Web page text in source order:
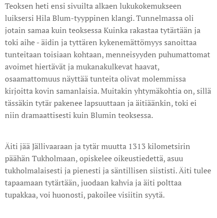
Teoksen heti ensi sivuilta alkaen lukukokemukseen
luiksersi Hila Blum-tyyppinen klangi. Tunnelmassa oli
jotain samaa kuin teoksessa Kuinka rakastaa tytärtään ja
toki aihe - äidin ja tyttären kykenemättömyys sanoittaa
tunteitaan toisiaan kohtaan, menneisyyden puhumattomat
avoimet hiertävät ja mukanakulkevat haavat,
osaamattomuus näyttää tunteita olivat molemmissa
kirjoitta kovin samanlaisia. Muitakin yhtymäkohtia on, sillä
tässäkin tytär pakenee lapsuuttaan ja äitiäänkin, toki ei
niin dramaattisesti kuin Blumin teoksessa.
Äiti jää Jällivaaraan ja tytär muutta 1313 kilometsirin
päähän Tukholmaan, opiskelee oikeustiedettä, asuu
tukholmalaisesti ja pienesti ja säntillisen siististi. Äiti tulee
tapaamaan tytärtään, juodaan kahvia ja äiti polttaa
tupakkaa, voi huonosti, pakoilee visiitin syytä.